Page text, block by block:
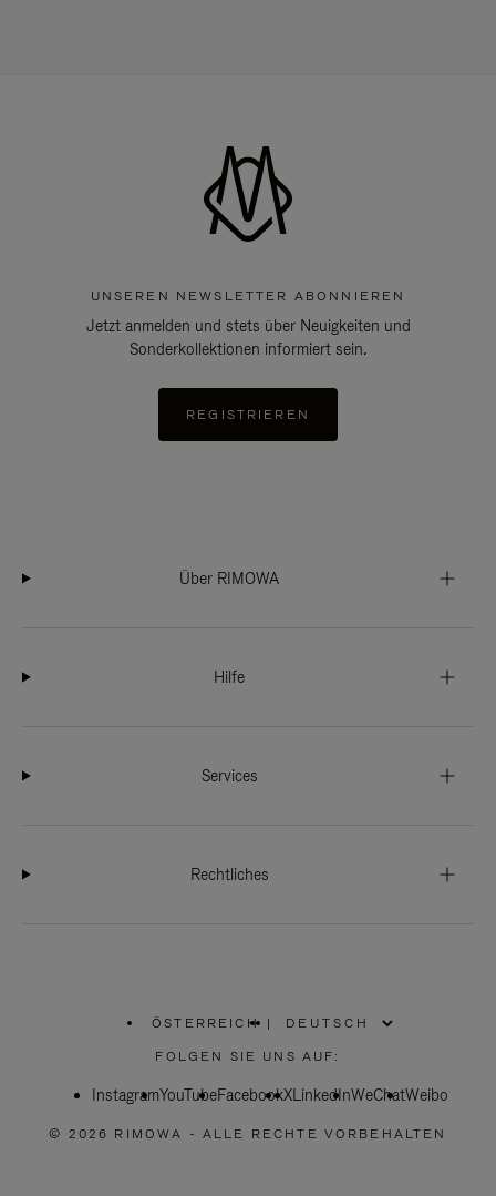
UNSEREN NEWSLETTER ABONNIEREN
Jetzt anmelden und stets über Neuigkeiten und
Sonderkollektionen informiert sein.
REGISTRIEREN
Über RIMOWA
Hilfe
Services
Rechtliches
ÖSTERREICH
WÄHLEN
SIE
REGION
|
FOLGEN SIE UNS AUF:
InstagramYouTubeFacebookXLinkedInWeChatWeibo
© 2026 RIMOWA - ALLE RECHTE VORBEHALTEN